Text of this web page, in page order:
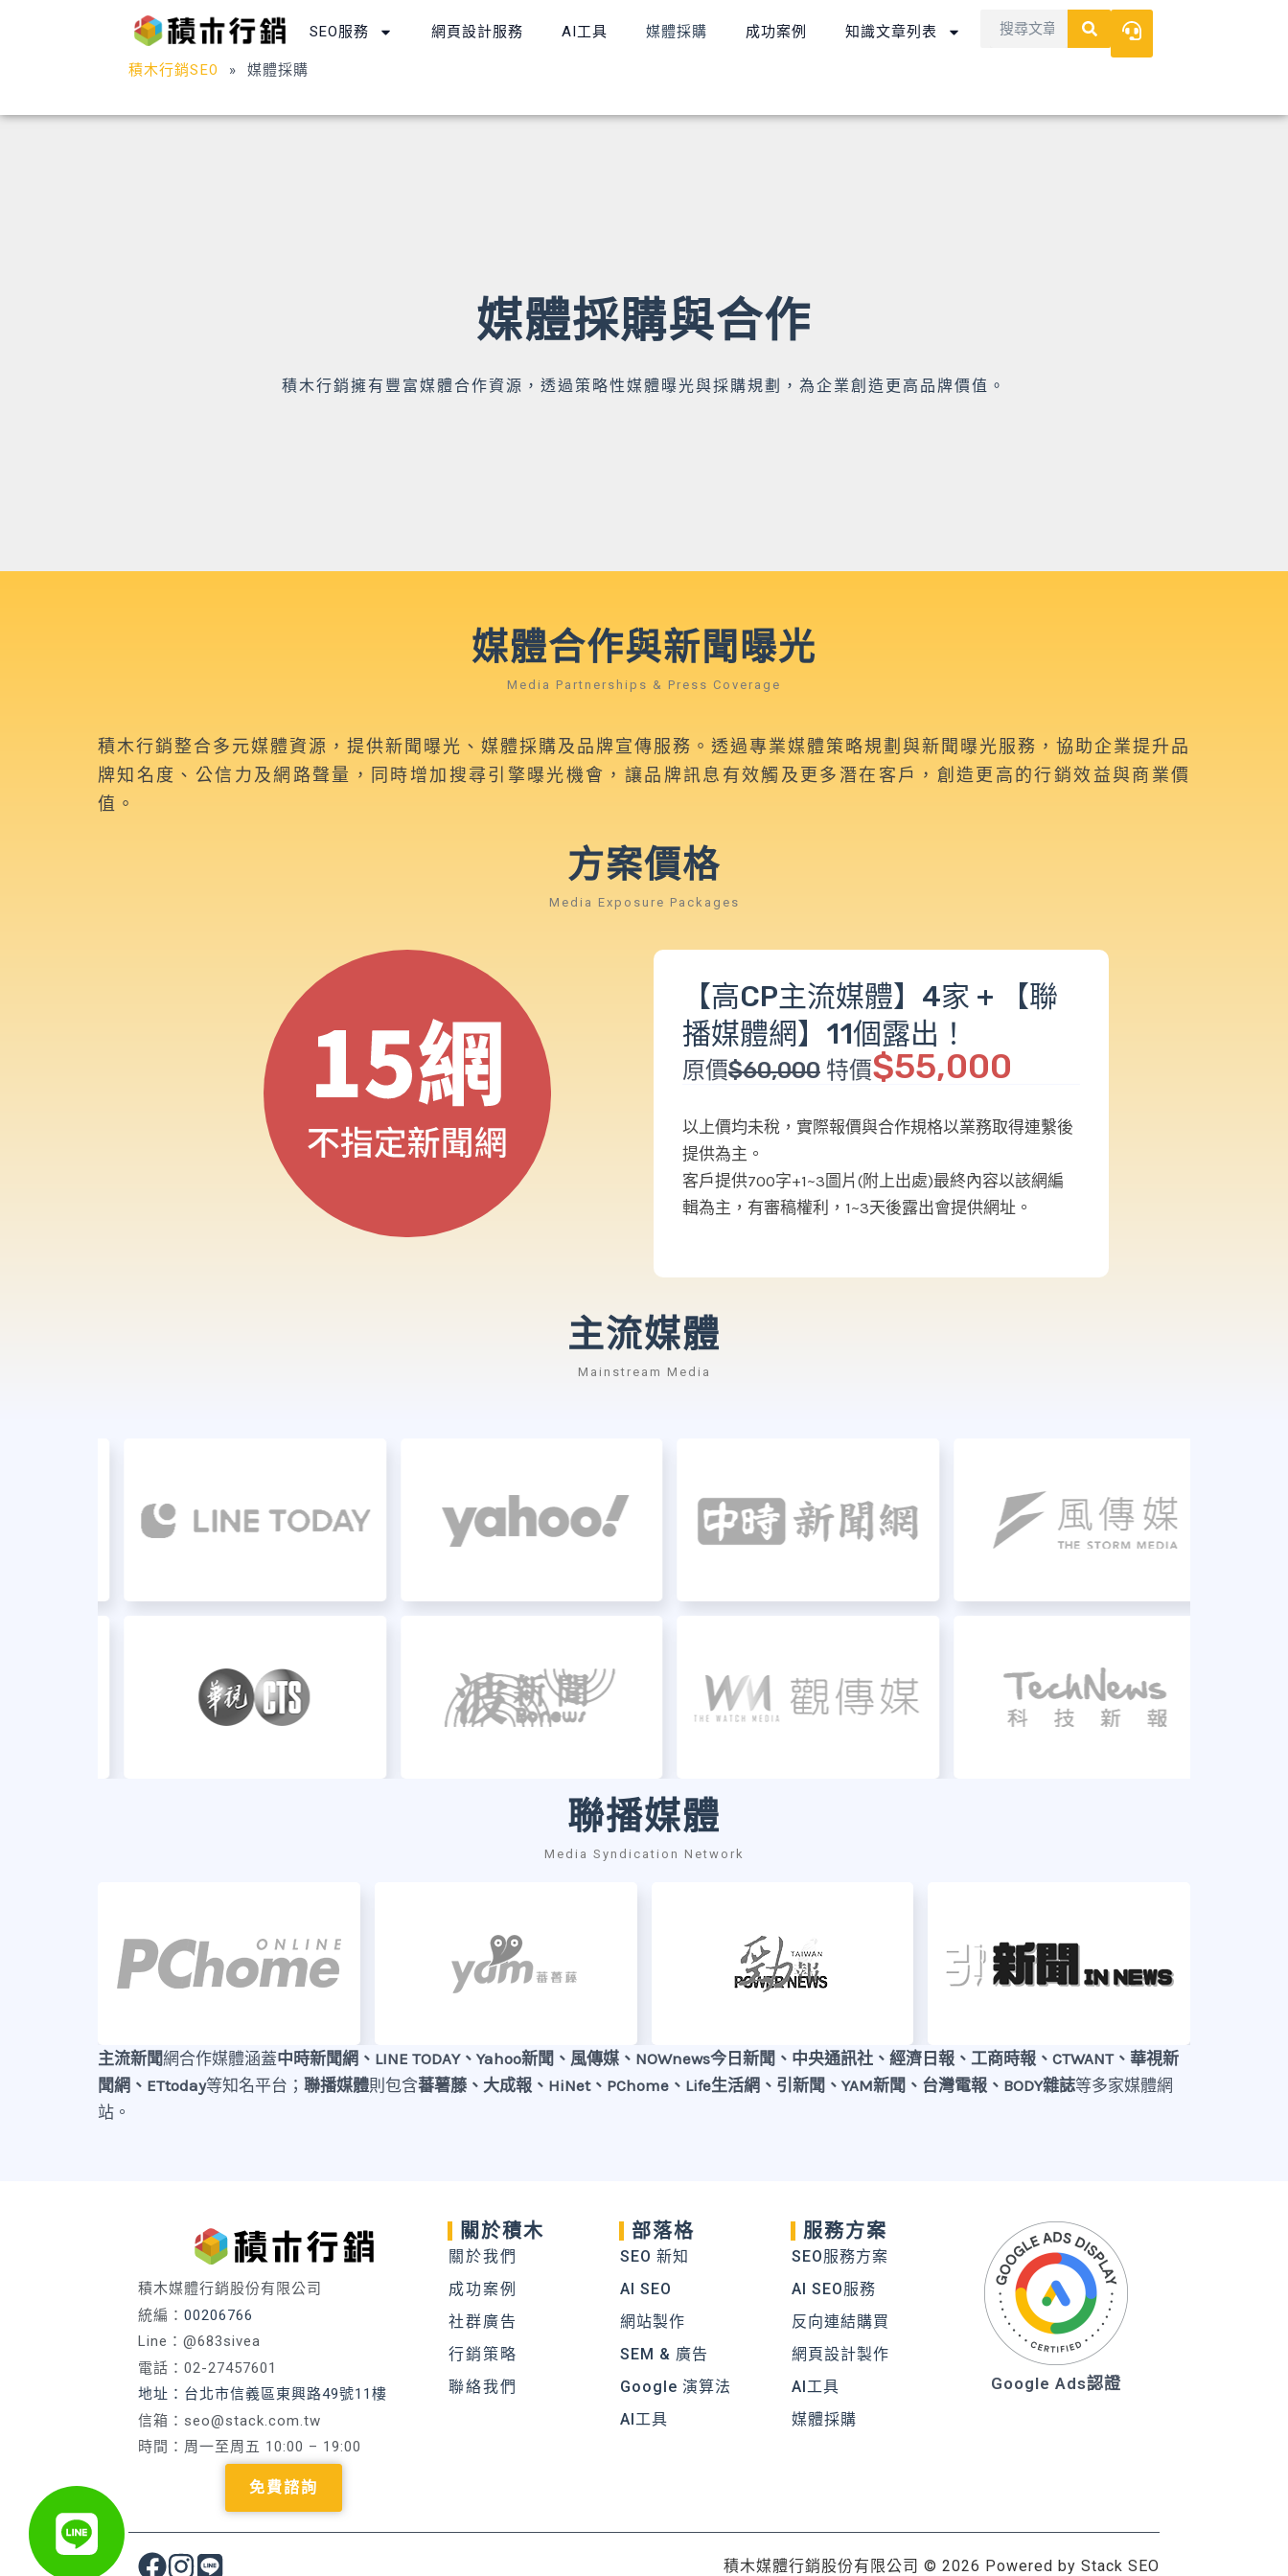
SEO服務 網頁設計服務 AI工具 媒體採購 成功案例 知識文章列表
Search Search
積木行銷SEO »媒體採購
媒體採購與合作
積木行銷擁有豐富媒體合作資源，透過策略性媒體曝光與採購規劃，為企業創造更高品牌價值。
媒體合作與新聞曝光
Media Partnerships & Press Coverage
積木行銷整合多元媒體資源，提供新聞曝光、媒體採購及品牌宣傳服務。 透過專業媒體策略規劃與新聞曝光服務，協助企業提升品
牌知名度、公信力及網路聲量，同時增加搜尋引擎曝光機會，讓品牌訊息有效觸及更多潛在客戶，創造更高的行銷效益與商業價
值。
方案價格
Media Exposure Packages
【高CP主流媒體】4家 + 【聯
播媒體網】11個露出！
原價$60,000 特價$55,000
以上價均未稅，實際報價與合作規格以業務取得連繫後
提供為主。
客戶提供700字+1~3圖片(附上出處)最終內容以該網編
輯為主，有審稿權利，1~3天後露出會提供網址。
主流媒體
Mainstream Media
聯播媒體
Media Syndication Network
主流新聞網合作媒體涵蓋中時新聞網、LINE TODAY、Yahoo新聞、風傳媒、NOWnews今日新聞、中央通訊社、經濟日報、工商時報、CTWANT、華視新
聞網、ETtoday等知名平台； 聯播媒體則包含蕃薯藤、大成報、HiNet、PChome、Life生活網、引新聞、YAM新聞、台灣電報、BODY雜誌等多家媒體網
站。
積木媒體行銷股份有限公司
統編：00206766
Line：@683sivea
電話：02-27457601
地址：台北市信義區東興路49號11樓
信箱： seo@stack.com.tw
時間：周一至周五 10:00 – 19:00
免費諮詢
關於積木
關於我們
成功案例
社群廣告
行銷策略
聯絡我們
部落格
SEO 新知
AI SEO
網站製作
SEM & 廣告
Google 演算法
AI工具
服務方案
SEO服務方案
AI SEO服務
反向連結購買
網頁設計製作
AI工具
媒體採購
Google Ads認證
積木媒體行銷股份有限公司 © 2026 Powered by Stack SEO